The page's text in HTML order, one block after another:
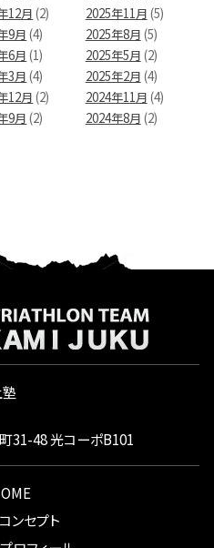
12月 (2) 2025年11月 (5)
9月 (4) 2025年8月 (5)
6月 (1) 2025年5月 (2)
3月 (4) 2025年2月 (4)
12月 (2) 2024年11月 (4)
9月 (2) 2024年8月 (2)
31-48 光コーポB101
ンセプト